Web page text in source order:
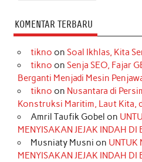
KOMENTAR TERBARU
tikno on Soal Ikhlas, Kita
tikno on Senja SEO, Fajar
Berganti Menjadi Mesin
tikno on Nusantara di
Konstruksi Maritim, Laut Kita,
Amril Taufik Gobel on
MENYISAKAN JEJAK INDAH DI
Musniaty Musni on UNTUK
MENYISAKAN JEJAK INDAH DI